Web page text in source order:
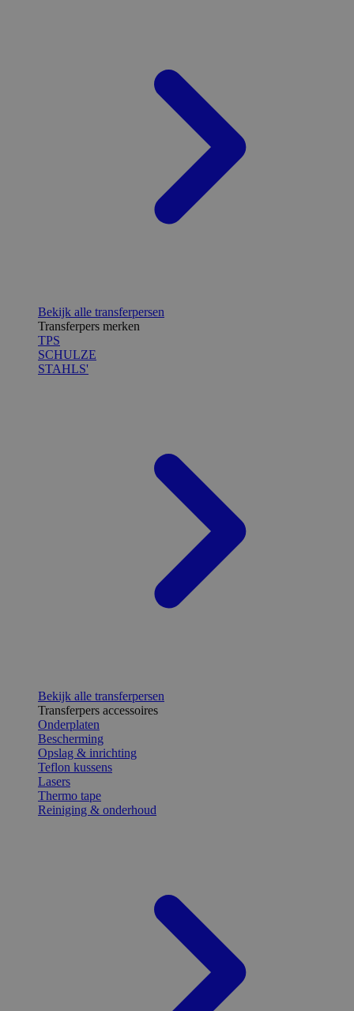
Bekijk alle transferpersen
Transferpers merken
TPS
SCHULZE
STAHLS'
Bekijk alle transferpersen
Transferpers accessoires
Onderplaten
Bescherming
Opslag & inrichting
Teflon kussens
Lasers
Thermo tape
Reiniging & onderhoud